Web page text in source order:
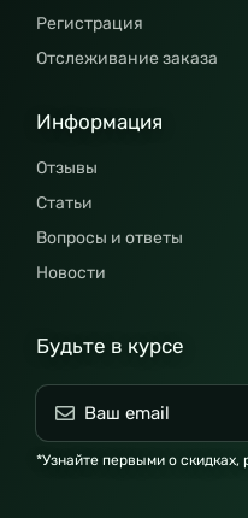
Регистрация
Отслеживание заказа
Информация
Отзывы
Статьи
Вопросы и ответы
Новости
Будьте в курсе
*Узнайте первыми о скидках,